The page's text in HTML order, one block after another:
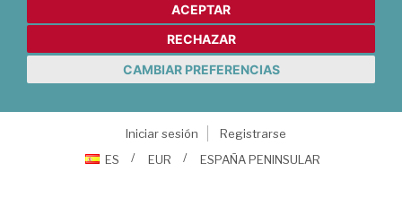
ACEPTAR
RECHAZAR
CAMBIAR PREFERENCIAS
Iniciar sesión
Registrarse
ES
EUR ESPAÑA PENINSULAR